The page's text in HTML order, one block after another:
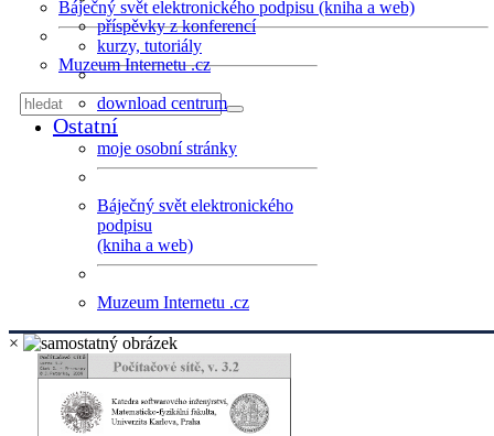
Báječný svět elektronického podpisu (kniha a web)
Muzeum Internetu .cz
příspěvky z konferencí
kurzy, tutoriály
download centrum
Ostatní
moje osobní stránky
Báječný svět elektronického
podpisu
(kniha a web)
Muzeum Internetu .cz
×